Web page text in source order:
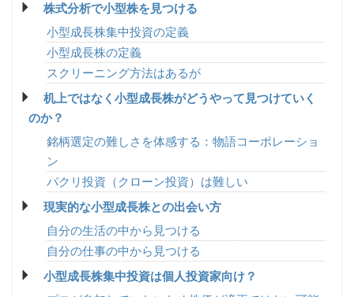
株式分析で小型株を見つける
小型成長株集中投資の定義
小型成長株の定義
スクリーニング方法はあるが
机上ではなく小型成長株がどうやって見つけていく
のか？
銘柄選定の難しさを体感する：物語コーポレーショ
ン
パクリ投資（クローン投資）は難しい
現実的な小型成長株との出会い方
自分の生活の中から見つける
自分の仕事の中から見つける
小型成長株集中投資は個人投資家向け？